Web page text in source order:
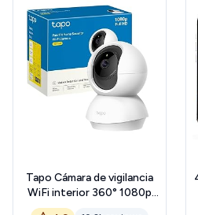
Tapo Cámara de vigilancia
WiFi interior 360° 1080p
C200C, visión nocturna,